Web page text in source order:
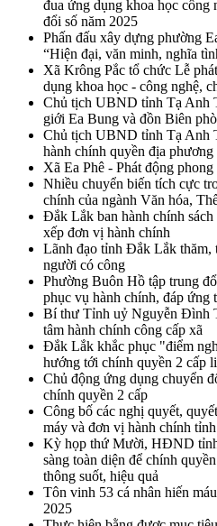
đua ứng dụng khoa học công
đổi số năm 2025
Phấn đấu xây dựng phường
“Hiện đại, văn minh, nghĩa
Xã Krông Pắc tổ chức Lễ
dụng khoa học - công nghệ,
Chủ tịch UBND tỉnh Tạ Anh
giới Ea Bung và đồn Biên
Chủ tịch UBND tỉnh Tạ Anh
hành chính quyền địa
Xã Ea Phê - Phát động
Nhiều chuyển biến tích cực
chính của ngành Văn hóa,
Đắk Lắk ban hành chính sách
xếp đơn vị hành chính
Lãnh đạo tỉnh Đắk Lắk thăm,
người có công
Phường Buôn Hồ tập trung
phục vụ hành chính, đáp ứng
Bí thư Tỉnh uỷ Nguyễn Đình
tâm hành chính công cấp xã
Đắk Lắk khắc phục "điểm
hướng tới chính quyền 2 cấp
Chủ động ứng dụng chuyển
chính quyền 2 cấp
Công bố các nghị quyết,
máy và đơn vị hành chính
Kỳ họp thứ Mười, HĐND tỉnh
sàng toàn diện để chính
thông suốt, hiệu quả
Tôn vinh 53 cá nhân hiến
2025